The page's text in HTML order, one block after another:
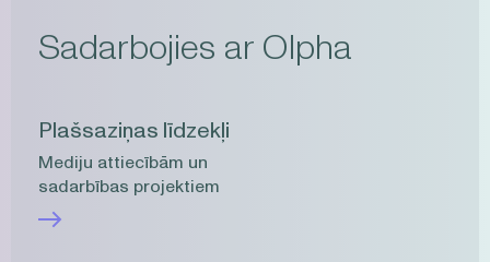
Sadarbojies ar Olpha
Plašsaziņas līdzekļi
Mediju attiecībām un
sadarbības projektiem